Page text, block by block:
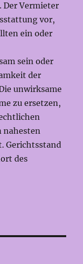
Der Vermieter
vor,
ein oder
sein oder
der
unwirksame
zu ersetzen,
nahesten
Gerichtsstand
des